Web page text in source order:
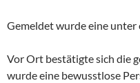
Gemeldet wurde eine unter
Vor Ort bestätigte sich die
wurde eine bewusstlose